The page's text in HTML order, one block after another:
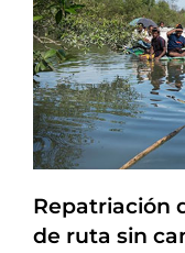
Repatriación
de ruta sin